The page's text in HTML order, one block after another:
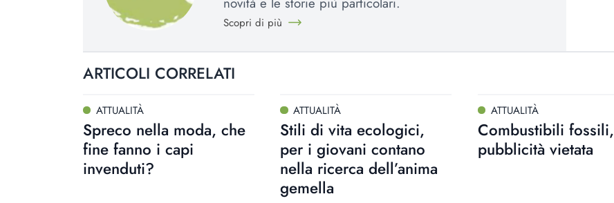
Scopri di più
ARTICOLI CORRELATI
ATTUALITÀ
Spreco nella moda, che
fine fanno i capi
invenduti?
ATTUALITÀ
Stili di vita ecologici,
per i giovani contano
nella ricerca dell’anima
gemella
ATTUALITÀ
Combustibili fossili,
pubblicità vietata